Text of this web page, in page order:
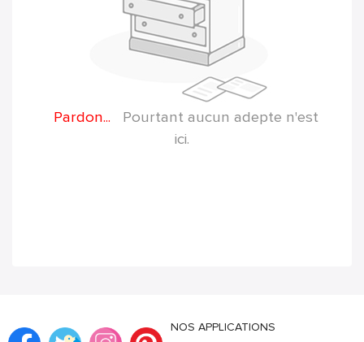
Pardon...
Pourtant aucun adepte n'est
ici.
NOS APPLICATIONS